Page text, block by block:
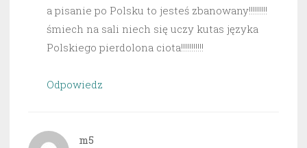
a pisanie po Polsku to jesteś zbanowany!!!!!!!!!
śmiech na sali niech się uczy kutas języka
Polskiego pierdolona ciota!!!!!!!!!!!
Odpowiedz
m5